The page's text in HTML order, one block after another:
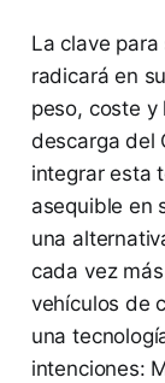
La clave
radicará en
peso, coste y
descarga del
integrar esta
asequible en
una
cada vez
vehículos de
una
intenciones: